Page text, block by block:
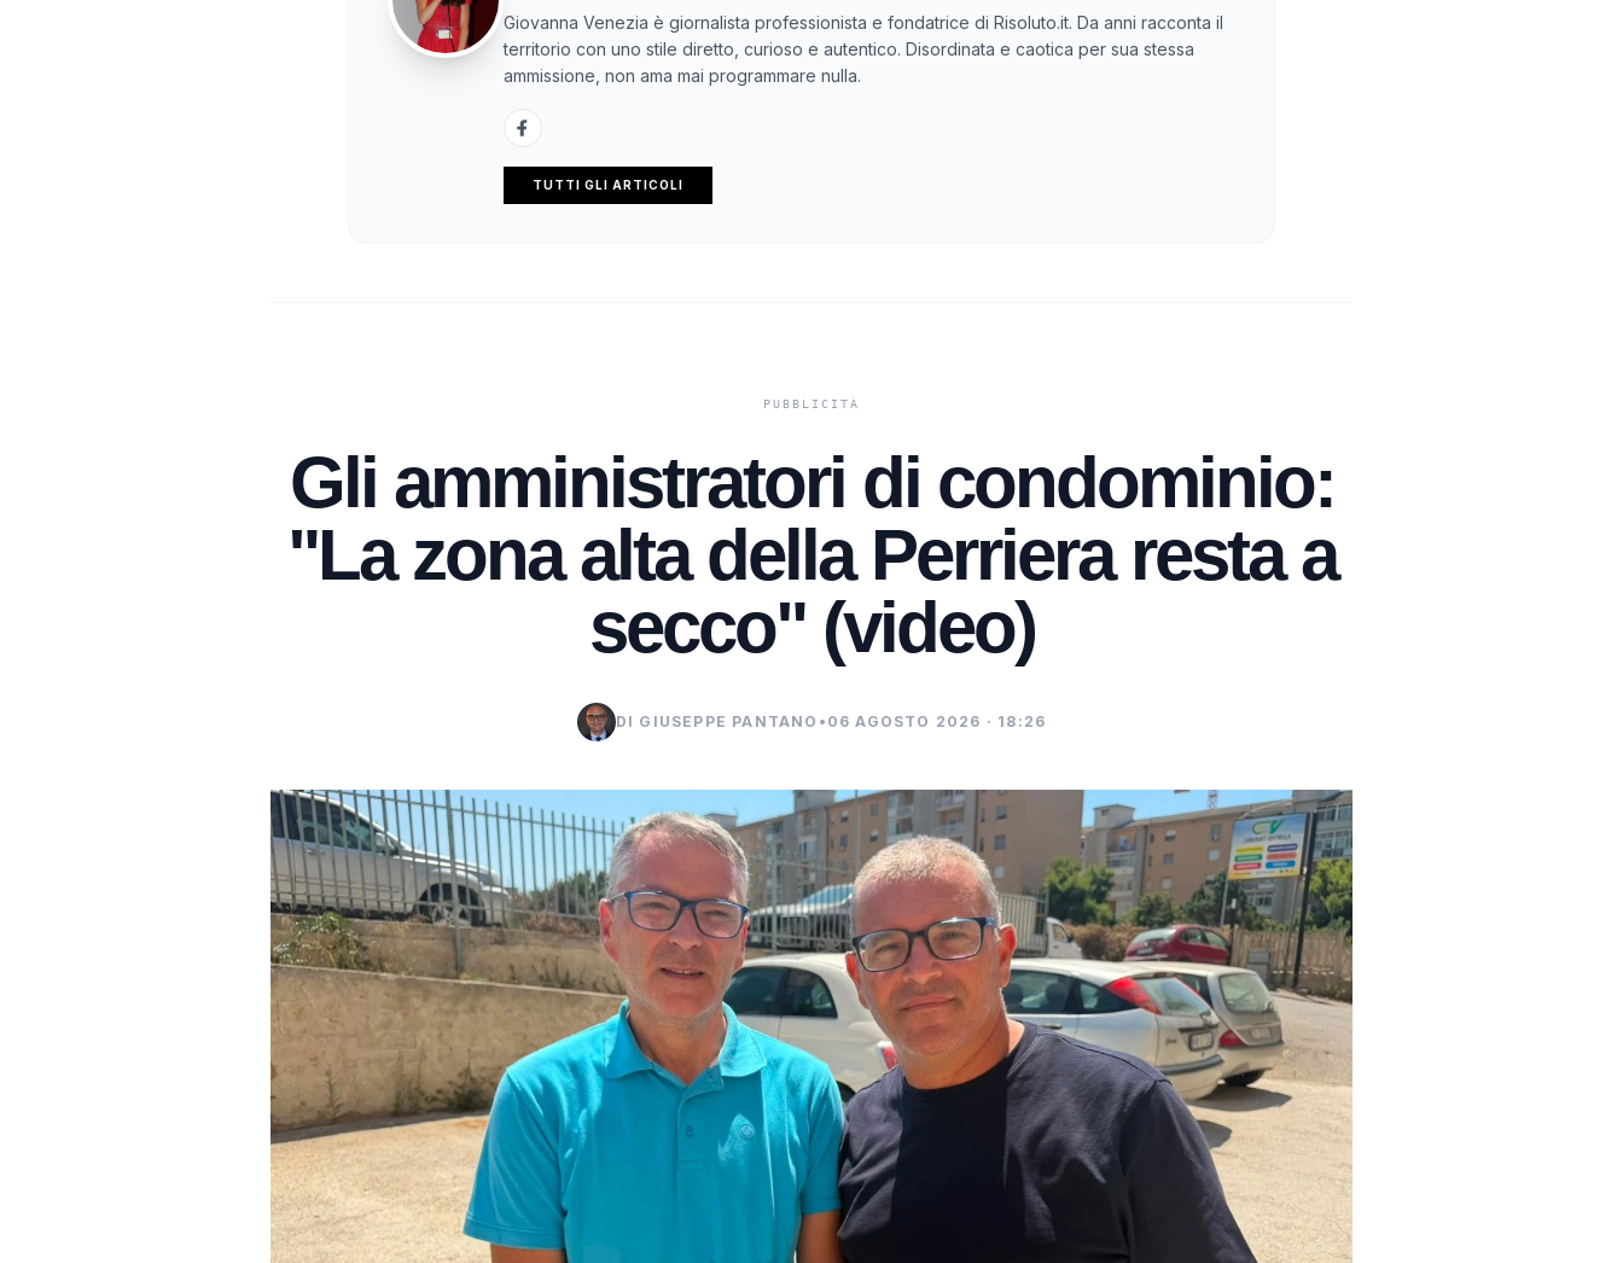
Giovanna Venezia è giornalista professionista e fondatrice di Risoluto.it. Da anni racconta il
territorio con uno stile diretto, curioso e autentico. Disordinata e caotica per sua stessa
ammissione, non ama mai programmare nulla.
TUTTI GLI ARTICOLI
Gli amministratori di condominio:
"La zona alta della Perriera resta a
secco" (video)
DI GIUSEPPE PANTANO • 06 AGOSTO 2026 · 18:26